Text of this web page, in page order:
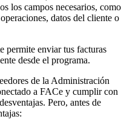
los campos necesarios, como
datos del cliente o
permite enviar tus facturas
desde el programa.
de la Administración
a FACe y cumplir con
Pero, antes de